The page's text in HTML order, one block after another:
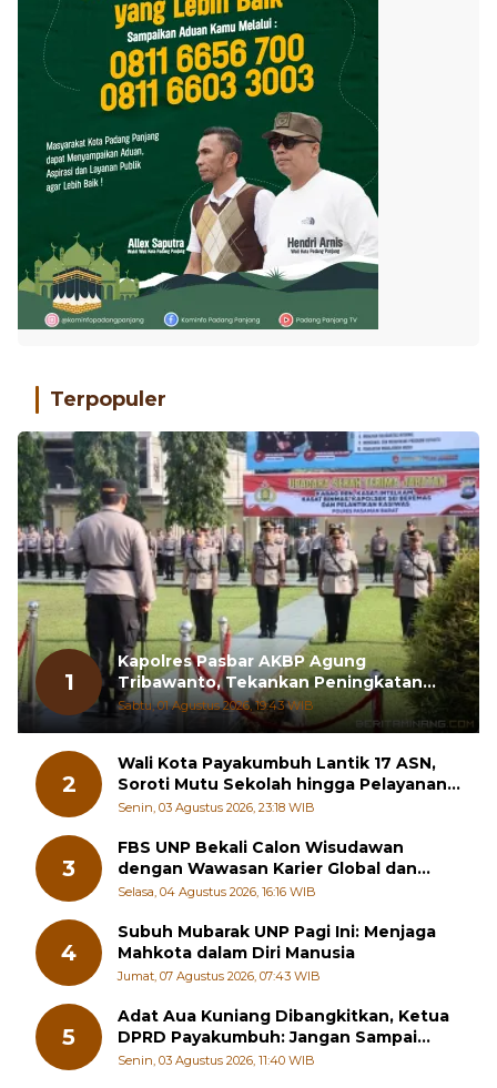
Terpopuler
1
Kapolres Pasbar AKBP Agung
Tribawanto, Tekankan Peningkatan
Pelayanan dan Sinergi dengan
Masyarakat
Sabtu, 01 Agustus 2026, 19:43 WIB
2
Wali Kota Payakumbuh Lantik 17 ASN,
Soroti Mutu Sekolah hingga Pelayanan
RSUD
Senin, 03 Agustus 2026, 23:18 WIB
3
FBS UNP Bekali Calon Wisudawan
dengan Wawasan Karier Global dan
Kewirausahaan Kreatif
Selasa, 04 Agustus 2026, 16:16 WIB
4
Subuh Mubarak UNP Pagi Ini: Menjaga
Mahkota dalam Diri Manusia
Jumat, 07 Agustus 2026, 07:43 WIB
5
Adat Aua Kuniang Dibangkitkan, Ketua
DPRD Payakumbuh: Jangan Sampai
Generasi Muda Hilang Jati Diri
Senin, 03 Agustus 2026, 11:40 WIB